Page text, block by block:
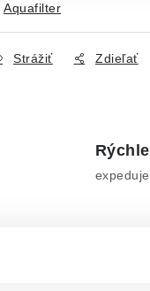
Aquafilter
Strážiť Zdieľať